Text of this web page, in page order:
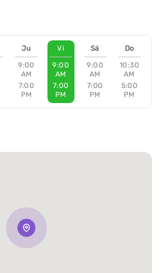
Ju
9:00
AM
7:00
PM
Vi
9:00
AM
7:00
PM
Sá
9:00
AM
7:00
PM
Do
10:30
AM
5:00
PM